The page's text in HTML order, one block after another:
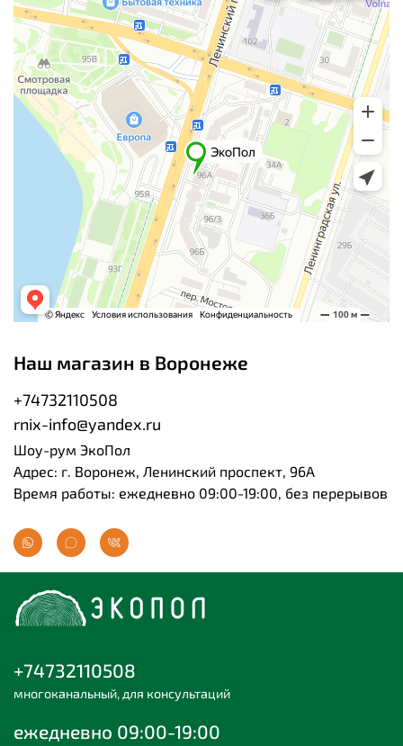
Наш магазин в Воронеже
+74732110508
rnix-info@yandex.ru
Шоу-рум ЭкоПол
Адрес: г. Воронеж, Ленинский проспект, 96А
Время работы: ежедневно 09:00-19:00, без перерывов
+74732110508
многоканальный, для консультаций
ежедневно 09:00-19:00